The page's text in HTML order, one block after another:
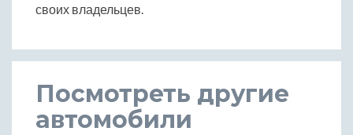
своих владельцев.
Посмотреть другие
автомобили